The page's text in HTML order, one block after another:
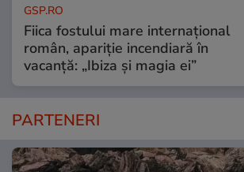
GSP.RO
Fiica fostului mare internațional
român, apariție incendiară în
vacanță: „Ibiza și magia ei”
PARTENERI